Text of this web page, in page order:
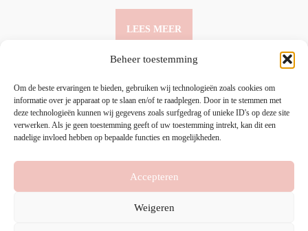
Beheer toestemming
Om de beste ervaringen te bieden, gebruiken wij technologieën zoals cookies om
informatie over je apparaat op te slaan en/of te raadplegen. Door in te stemmen met
deze technologieën kunnen wij gegevens zoals surfgedrag of unieke ID's op deze site
verwerken. Als je geen toestemming geeft of uw toestemming intrekt, kan dit een
nadelige invloed hebben op bepaalde functies en mogelijkheden.
Accepteren
Weigeren
LEES MEER